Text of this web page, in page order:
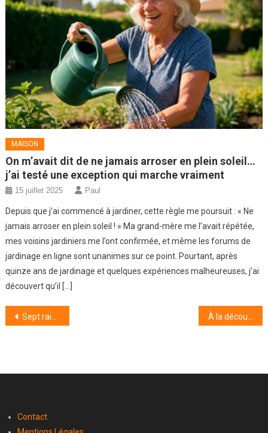
MAISON
On m’avait dit de ne jamais arroser en plein soleil…
j’ai testé une exception qui marche vraiment
15 juillet 2025 Paul
Depuis que j’ai commencé à jardiner, cette règle me poursuit : « Ne
jamais arroser en plein soleil ! » Ma grand-mère me l’avait répétée,
mes voisins jardiniers me l’ont confirmée, et même les forums de
jardinage en ligne sont unanimes sur ce point. Pourtant, après
quinze ans de jardinage et quelques expériences malheureuses, j’ai
découvert qu’il […]
Navigation
Sept raisons irrésistibles de tomber éperdument amoureux de la ville de New York À la découverte de l’île Canaries la moins soumise aux caprices du vent
Contact